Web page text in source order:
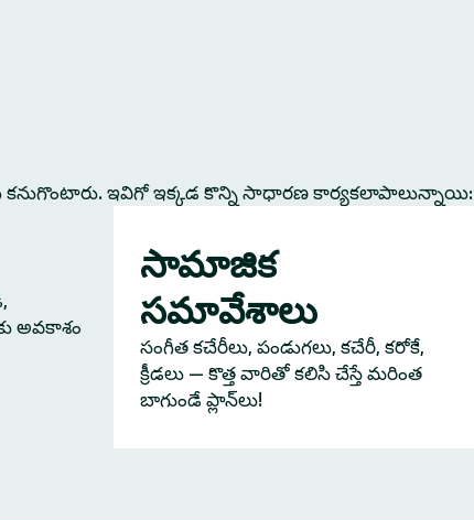
కనుగొంటారు. ఇవిగో ఇక్కడ కొన్ని సాధారణ కార్యకలాపాలున్నాయి:
అవకాశం
సామాజిక
సమావేశాలు
సంగీత కచేరీలు, పండుగలు, కచేరీ, కరోకే,
క్రీడలు — కొత్త వారితో కలిసి చేస్తే మరింత
బాగుండే ప్లాన్‌లు!